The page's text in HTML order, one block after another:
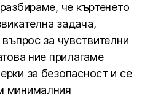
че къртенето
задача,
за чувствителни
ние прилагаме
за безопасност и се
минималния